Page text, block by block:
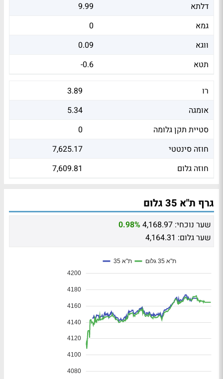
דלתא
9.99
גמא
0
ווגא
0.09
תטא
-0.6
רו
3.89
אומגה
5.34
סטיית תקן גלומה
0
חוזה סינטטי
7,625.17
חוזה גלום
7,609.81
גרף ת"א 35 גלום
שער נוכחי: 4,168.97
0.98%
שער גלום: 4,164.31